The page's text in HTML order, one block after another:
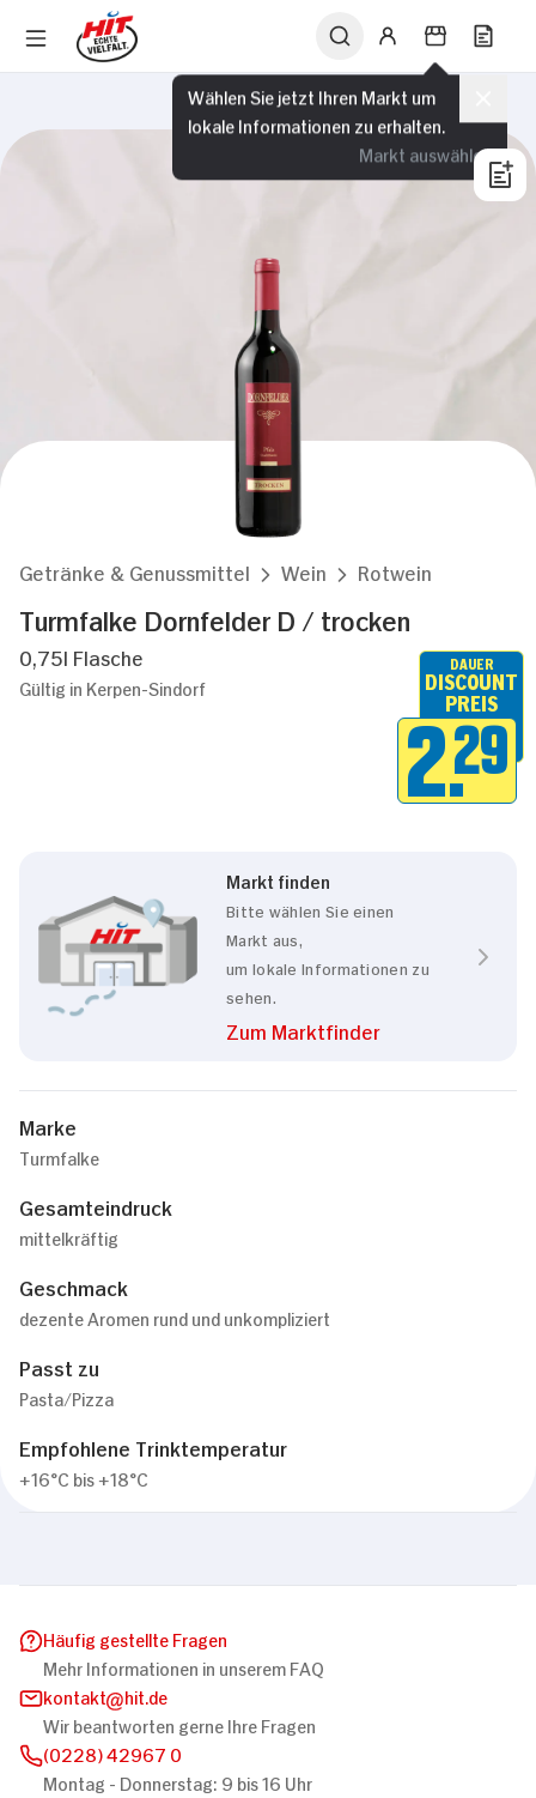
Wählen Sie jetzt Ihren Markt um
lokale Informationen zu erhalten.
Markt auswählen
Getränke & Genussmittel Wein Rotwein
Turmfalke Dornfelder D / trocken
0,75l Flasche
Gültig in Kerpen-Sindorf
DAUER
DISCOUNT
PREIS
2.29
Markt finden
Bitte wählen Sie einen
Markt aus,
um lokale Informationen zu
sehen.
Zum Marktfinder
Marke
Turmfalke
Gesamteindruck
mittelkräftig
Geschmack
dezente Aromen rund und unkompliziert
Passt zu
Pasta/Pizza
Empfohlene Trinktemperatur
+16°C bis +18°C
Häufig gestellte Fragen
Mehr Informationen in unserem FAQ
kontakt
hit.de
Wir beantworten gerne Ihre Fragen
(0228) 42967 0
Montag - Donnerstag: 9 bis 16 Uhr